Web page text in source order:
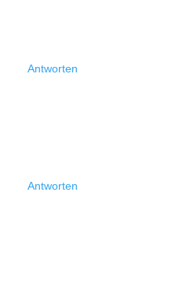
Antworten
Antworten